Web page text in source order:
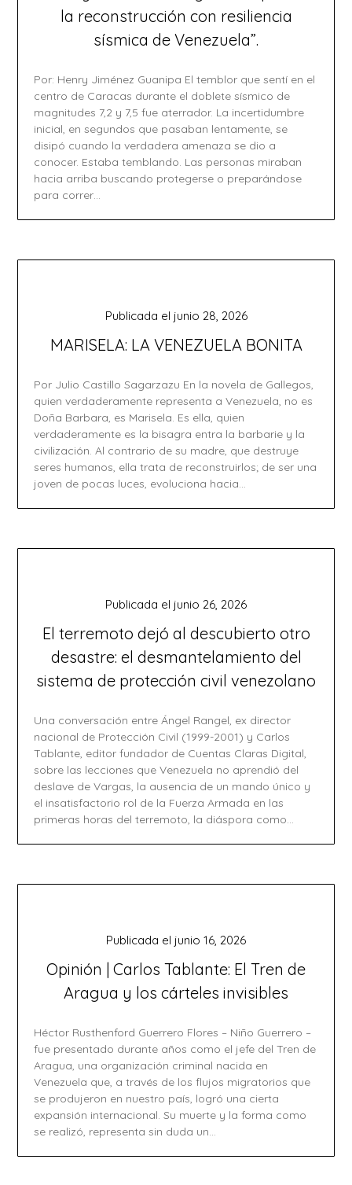
la reconstrucción con resiliencia
sísmica de Venezuela”.
Por: Henry Jiménez Guanipa El temblor que sentí en el
centro de Caracas durante el doblete sísmico de
magnitudes 7,2 y 7,5 fue aterrador. La incertidumbre
inicial, en segundos que pasaban lentamente, se
disipó cuando la verdadera amenaza se dio a
conocer. Estaba temblando. Las personas miraban
hacia arriba buscando protegerse o preparándose
para correr…
MARISELA: LA VENEZUELA BONITA
Publicada el junio 28, 2026
Por Julio Castillo Sagarzazu En la novela de Gallegos,
quien verdaderamente representa a Venezuela, no es
Doña Barbara, es Marisela. Es ella, quien
verdaderamente es la bisagra entra la barbarie y la
civilización. Al contrario de su madre, que destruye
seres humanos, ella trata de reconstruirlos; de ser una
joven de pocas luces, evoluciona hacia…
El terremoto dejó al descubierto otro
desastre: el desmantelamiento del
sistema de protección civil venezolano
Publicada el junio 26, 2026
Una conversación entre Ángel Rangel, ex director
nacional de Protección Civil (1999-2001) y Carlos
Tablante, editor fundador de Cuentas Claras Digital,
sobre las lecciones que Venezuela no aprendió del
deslave de Vargas, la ausencia de un mando único y
el insatisfactorio rol de la Fuerza Armada en las
primeras horas del terremoto, la diáspora como…
Opinión | Carlos Tablante: El Tren de
Aragua y los cárteles invisibles
Publicada el junio 16, 2026
Héctor Rusthenford Guerrero Flores – Niño Guerrero –
fue presentado durante años como el jefe del Tren de
Aragua, una organización criminal nacida en
Venezuela que, a través de los flujos migratorios que
se produjeron en nuestro país, logró una cierta
expansión internacional. Su muerte y la forma como
se realizó, representa sin duda un…